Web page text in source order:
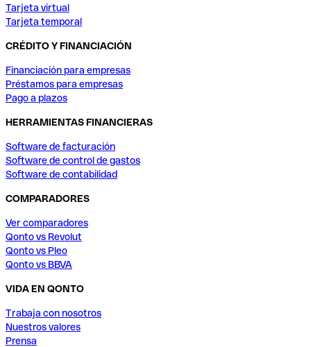
Tarjeta virtual
Tarjeta temporal
CRÉDITO Y FINANCIACIÓN
Financiación para empresas
Préstamos para empresas
Pago a plazos
HERRAMIENTAS FINANCIERAS
Software de facturación
Software de control de gastos
Software de contabilidad
COMPARADORES
Ver comparadores
Qonto vs Revolut
Qonto vs Pleo
Qonto vs BBVA
VIDA EN QONTO
Trabaja con nosotros
Nuestros valores
Prensa